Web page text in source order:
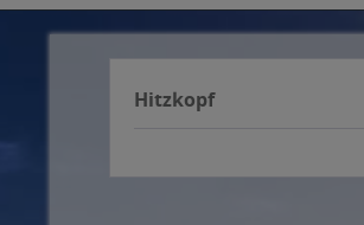
Hitzkopf